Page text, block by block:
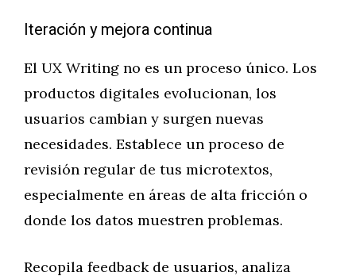
Iteración y mejora continua
El UX Writing no es un proceso único. Los
productos digitales evolucionan, los
usuarios cambian y surgen nuevas
necesidades. Establece un proceso de
revisión regular de tus microtextos,
especialmente en áreas de alta fricción o
donde los datos muestren problemas.
Recopila feedback de usuarios, analiza